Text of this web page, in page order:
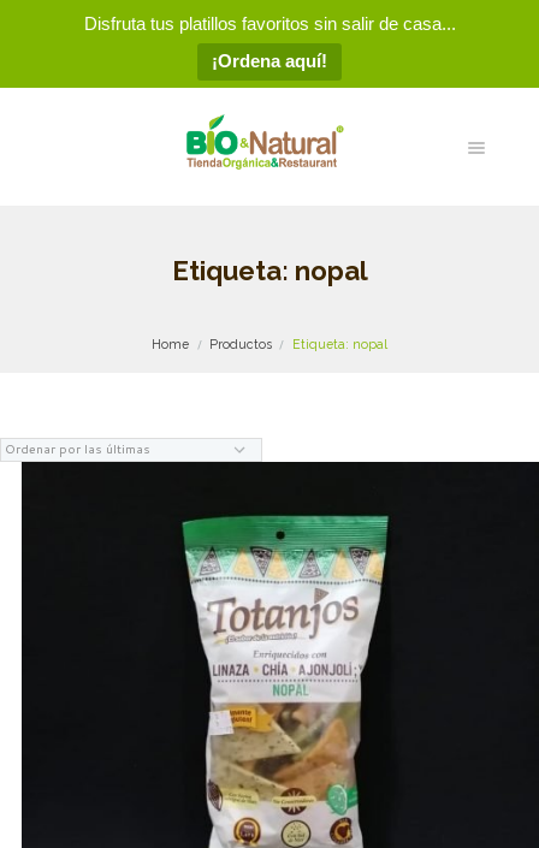
Disfruta tus platillos favoritos sin salir de casa...
¡Ordena aquí!
Etiqueta: nopal
Home Productos Etiqueta: nopal